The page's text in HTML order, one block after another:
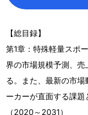
【総目録】
第1章：特殊軽量スポ
界の市場規模予測、
る。また、最新の市
ーカーが直面する課題
（2020～2031）